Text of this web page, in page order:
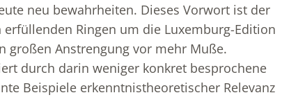
neu bewahrheiten. Dieses Vorwort ist der
Ringen um die Luxemburg-Edition
großen Anstrengung vor mehr Muße.
durch darin weniger konkret besprochene
Beispiele erkenntnistheoretischer Relevanz